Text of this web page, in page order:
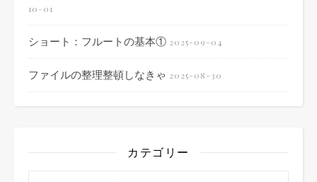
10-01
ショート：フルートの基本① 2025-09-04
ファイルの整理整頓しなきゃ 2025-08-30
カテゴリー